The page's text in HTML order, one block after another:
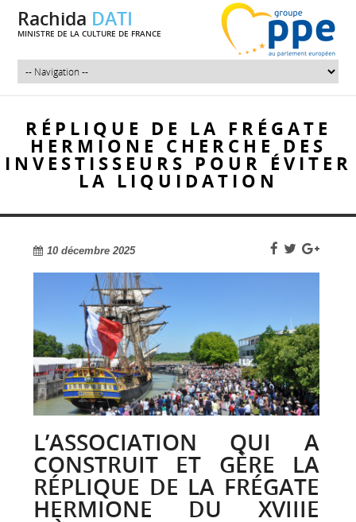
Rachida DATI
MINISTRE DE LA CULTURE DE FRANCE
RÉPLIQUE DE LA FRÉGATE
HERMIONE CHERCHE DES
INVESTISSEURS POUR ÉVITER
LA LIQUIDATION
10 décembre 2025
L’ASSOCIATION QUI A
CONSTRUIT ET GÈRE LA
RÉPLIQUE DE LA FRÉGATE
HERMIONE DU XVIIIE